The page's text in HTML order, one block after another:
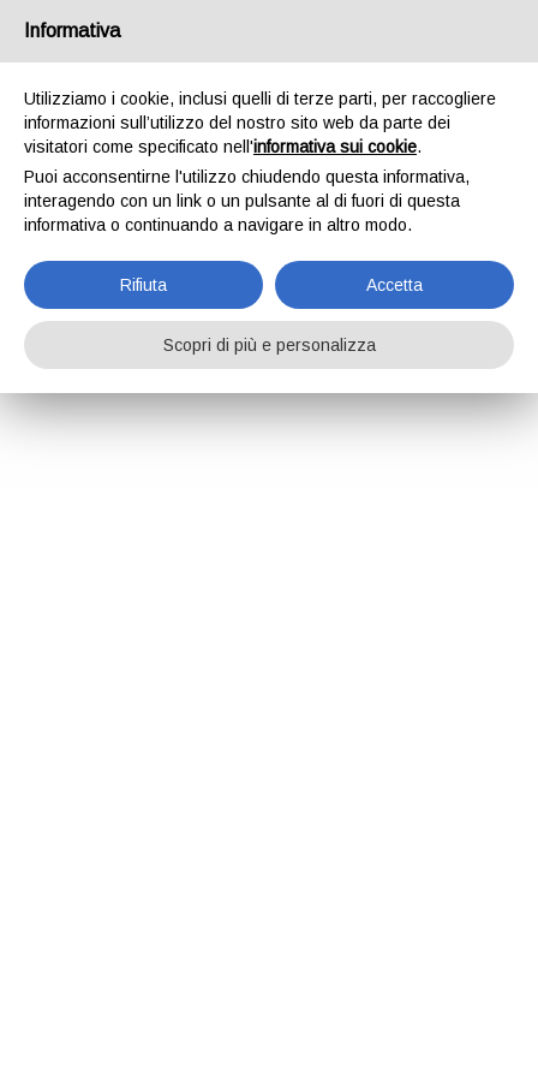
Informativa
Utilizziamo i cookie, inclusi quelli di terze parti, per raccogliere
informazioni sull’utilizzo del nostro sito web da parte dei
visitatori come specificato nell'informativa sui cookie.
Puoi acconsentirne l'utilizzo chiudendo questa informativa,
interagendo con un link o un pulsante al di fuori di questa
informativa o continuando a navigare in altro modo.
Rifiuta Accetta
Scopri di più e personalizza